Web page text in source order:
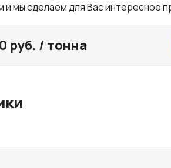
и мы сделаем для Вас интересное
руб. / тонна